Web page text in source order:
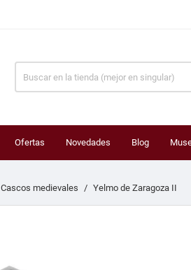
Ofertas Novedades Blog
Cascos medievales Yelmo de Zaragoza II